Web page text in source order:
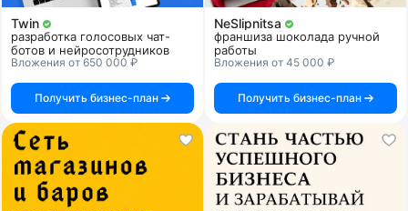
Twin
разработка голосовых чат-
ботов и нейросотрудников
Вложения от 650 000 ₽
Получить бизнес-план
NeSlipnitsa
франшиза шоколада ручной
работы
Вложения от 45 000 ₽
Получить бизнес-план